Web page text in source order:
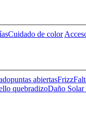
Cuidado de color
puntas abiertasFrizz
quebradizoDaño Solar